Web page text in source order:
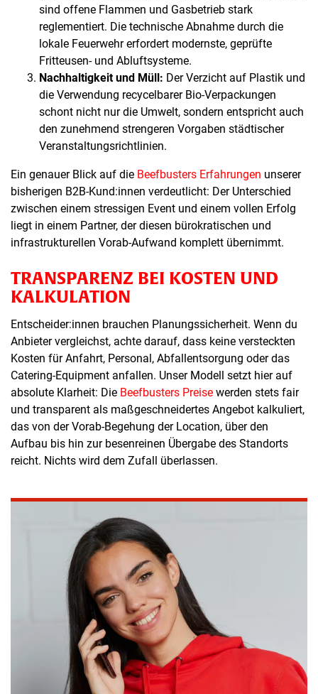
sind offene Flammen und Gasbetrieb stark
reglementiert. Die technische Abnahme durch die
lokale Feuerwehr erfordert modernste, geprüfte
Fritteusen- und Abluftsysteme.
Nachhaltigkeit und Müll: Der Verzicht auf Plastik und
die Verwendung recycelbarer Bio-Verpackungen
schont nicht nur die Umwelt, sondern entspricht auch
den zunehmend strengeren Vorgaben städtischer
Veranstaltungsrichtlinien.
Ein genauer Blick auf die Beefbusters Erfahrungen unserer
bisherigen B2B-Kund:innen verdeutlicht: Der Unterschied
zwischen einem stressigen Event und einem vollen Erfolg
liegt in einem Partner, der diesen bürokratischen und
infrastrukturellen Vorab-Aufwand komplett übernimmt.
TRANSPARENZ BEI KOSTEN UND
KALKULATION
Entscheider:innen brauchen Planungssicherheit. Wenn du
Anbieter vergleichst, achte darauf, dass keine versteckten
Kosten für Anfahrt, Personal, Abfallentsorgung oder das
Catering-Equipment anfallen. Unser Modell setzt hier auf
absolute Klarheit: Die Beefbusters Preise werden stets fair
und transparent als maßgeschneidertes Angebot kalkuliert,
das von der Vorab-Begehung der Location, über den
Aufbau bis hin zur besenreinen Übergabe des Standorts
reicht. Nichts wird dem Zufall überlassen.